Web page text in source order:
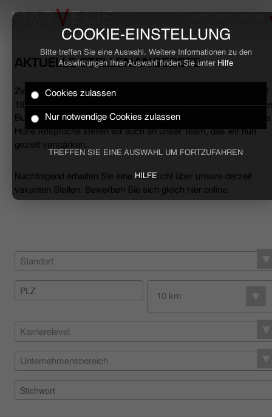
COOKIE-EINSTELLUNG
Bitte treffen Sie eine Auswahl. Weitere Informationen zu den
Auswirkungen Ihrer Auswahl finden Sie unter Hilfe
Cookies zulassen
Nur notwendige Cookies zulassen
TREFFEN SIE EINE AUSWAHL UM FORTZUFAHREN
HILFE
HOME
BUSINESS
UNTERNEHMEN
NACHHALTIGKEIT
HÄNDLERSUCHE
AKTUELLE STELLENANGEBOTE
Ziele erreichen, Herausforderungen meistern, Erfolge feiern. Seit
1994 begleiten wir den anspruchsvollen Mann sowohl mit
Business- als auch mit lässigen Casual-Hemden und Polo-
Hohe Ansprüche stellen wir auch an unser Team, das wir nun
gezielt verstärken.
Nachfolgend erhalten Sie eine Übersicht über unsere derzeit
vakanten Stellen. Bewerben Sie sich gleich hier online.
Standort
10 km
Karrierelevel
Unternehmensbereich